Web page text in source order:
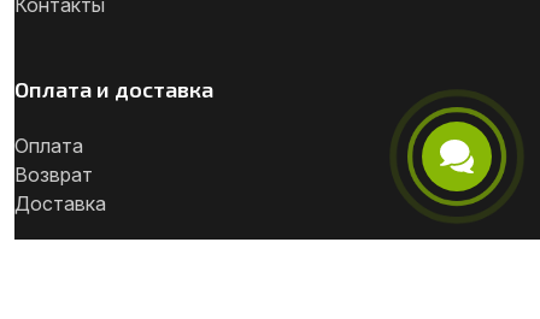
Оплата и доставка
Оплата
Возврат
Доставка